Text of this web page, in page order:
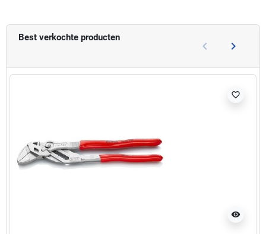
Best verkochte producten
Vorige
keyboard_arrow_left keyboard_arrow_right
visibility
favorite_border